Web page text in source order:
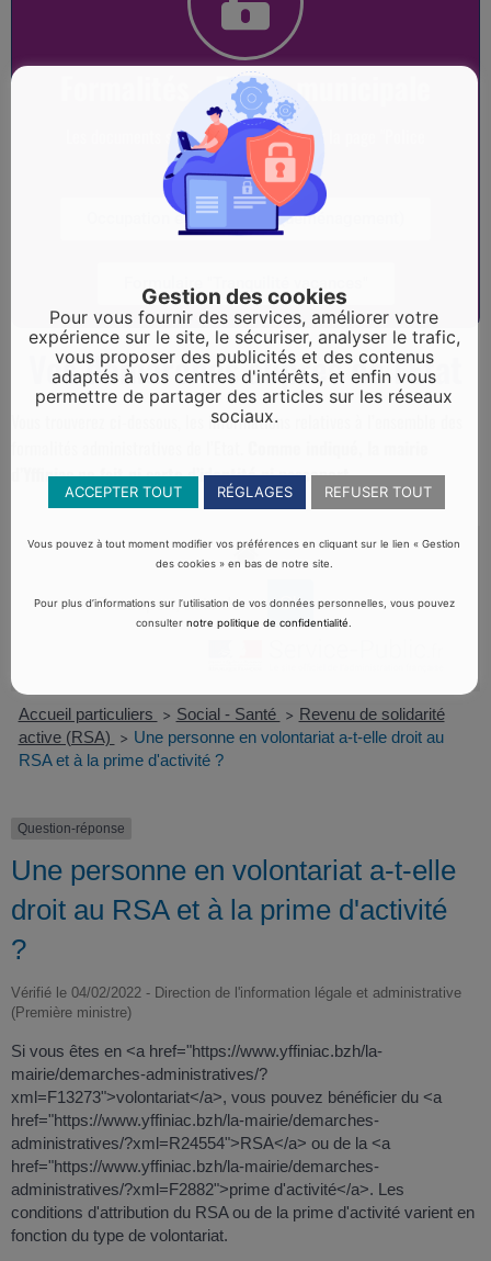
Formalités - Police municipale
Les documents sont téléchargeables sur la page "Police
municipale"
Occupation espace public (déménagement)
Formulaire "Tranquilité vacances"
Vos démarches auprès de l'Etat
Vous trouverez ci-dessous, les informations relatives à l’ensemble des
d’Yffiniac ne fait ni carte d’identité ni passeport.
Accueil particuliers > Social - Santé > Revenu de solidarité
active (RSA)
> Une personne en volontariat a-t-elle droit au
RSA et à la prime d'activité ?
Question-réponse
Une personne en volontariat a-t-elle
droit au RSA et à la prime d'activité
?
Vérifié le 04/02/2022 - Direction de l'information légale et administrative
(Première ministre)
Si vous êtes en <a href="https://www.yffiniac.bzh/la-
mairie/demarches-administratives/?
xml=F13273">volontariat</a>, vous pouvez bénéficier du <a
href="https://www.yffiniac.bzh/la-mairie/demarches-
administratives/?xml=R24554">RSA</a> ou de la <a
href="https://www.yffiniac.bzh/la-mairie/demarches-
administratives/?xml=F2882">prime d'activité</a>. Les
conditions d'attribution du RSA ou de la prime d'activité varient en
fonction du type de volontariat.
Gestion des cookies
Pour vous fournir des services, améliorer votre
expérience sur le site, le sécuriser, analyser le trafic,
vous proposer des publicités et des contenus
adaptés à vos centres d'intérêts, et enfin vous
permettre de partager des articles sur les réseaux
sociaux.
ACCEPTER TOUT RÉGLAGES REFUSER TOUT
Vous pouvez à tout moment modifier vos préférences en cliquant sur le lien « Gestion
des cookies » en bas de notre site.
Pour plus d’informations sur l’utilisation de vos données personnelles, vous pouvez
consulternotre politique de confidentialité.